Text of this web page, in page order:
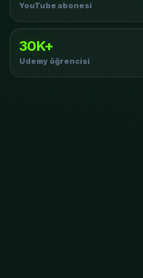
YouTube abonesi
30K+
Udemy öğrencisi